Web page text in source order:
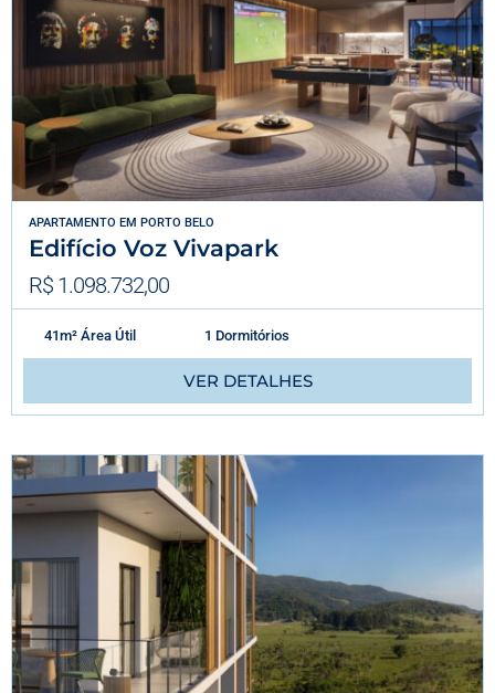
APARTAMENTO EM PORTO BELO
Edifício Voz Vivapark
R$ 1.098.732,00
41m² Área Útil 1 Dormitórios
VER DETALHES